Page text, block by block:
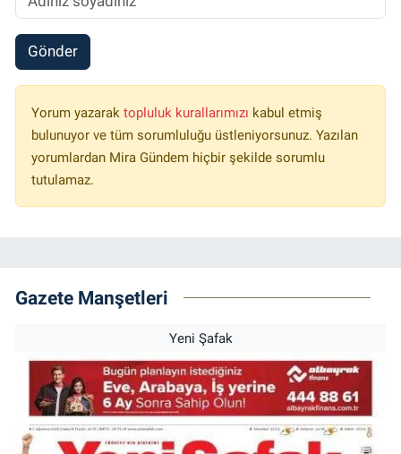
Gönder
Yorum yazarak topluluk kurallarımızı kabul etmiş
bulunuyor ve tüm sorumluluğu üstleniyorsunuz. Yazılan
yorumlardan Mira Gündem hiçbir şekilde sorumlu
tutulamaz.
Gazete Manşetleri
Yeni Şafak